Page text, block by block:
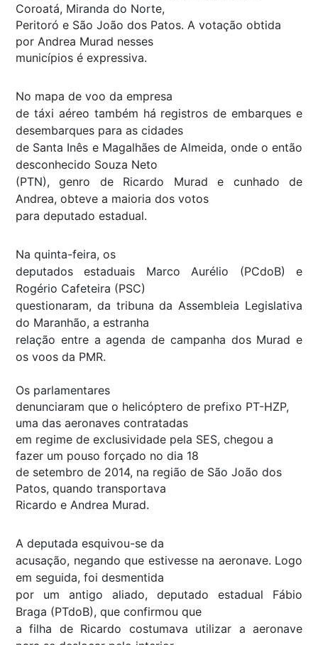
Coroatá, Miranda do Norte,
Peritoró e São João dos Patos. A votação obtida
por Andrea Murad nesses
municípios é expressiva.
No mapa de voo da empresa
de táxi aéreo também há registros de embarques e
desembarques para as cidades
de Santa Inês e Magalhães de Almeida, onde o então
desconhecido Souza Neto
(PTN), genro de Ricardo Murad e cunhado de
Andrea, obteve a maioria dos votos
para deputado estadual.
Na quinta-feira, os
deputados estaduais Marco Aurélio (PCdoB) e
Rogério Cafeteira (PSC)
questionaram, da tribuna da Assembleia Legislativa
do Maranhão, a estranha
relação entre a agenda de campanha dos Murad e
os voos da PMR.
Os parlamentares
denunciaram que o helicóptero de prefixo PT-HZP,
uma das aeronaves contratadas
em regime de exclusividade pela SES, chegou a
fazer um pouso forçado no dia 18
de setembro de 2014, na região de São João dos
Patos, quando transportava
Ricardo e Andrea Murad.
A deputada esquivou-se da
acusação, negando que estivesse na aeronave. Logo
em seguida, foi desmentida
por um antigo aliado, deputado estadual Fábio
Braga (PTdoB), que confirmou que
a filha de Ricardo costumava utilizar a aeronave